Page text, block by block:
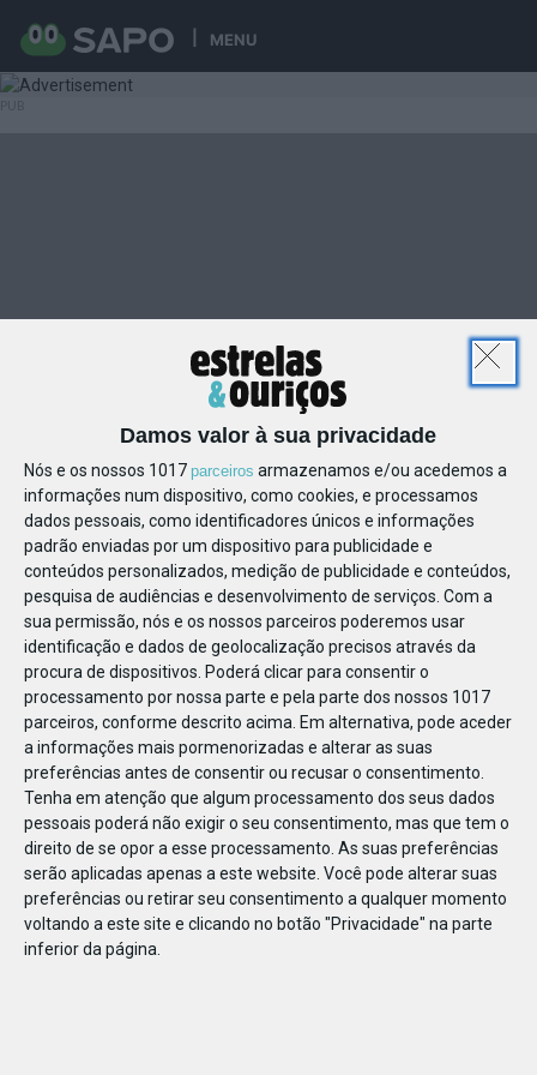
Damos valor à sua privacidade
Nós e os nossos 1017 parceiros armazenamos e/ou acedemos a
informações num dispositivo, como cookies, e processamos
dados pessoais, como identificadores únicos e informações
padrão enviadas por um dispositivo para publicidade e
conteúdos personalizados, medição de publicidade e conteúdos,
pesquisa de audiências e desenvolvimento de serviços. Com a
sua permissão, nós e os nossos parceiros poderemos usar
identificação e dados de geolocalização precisos através da
procura de dispositivos. Poderá clicar para consentir o
processamento por nossa parte e pela parte dos nossos 1017
parceiros, conforme descrito acima. Em alternativa, pode aceder
a informações mais pormenorizadas e alterar as suas
preferências antes de consentir ou recusar o consentimento.
Tenha em atenção que algum processamento dos seus dados
pessoais poderá não exigir o seu consentimento, mas que tem o
direito de se opor a esse processamento. As suas preferências
serão aplicadas apenas a este website. Você pode alterar suas
preferências ou retirar seu consentimento a qualquer momento
voltando a este site e clicando no botão "Privacidade" na parte
inferior da página.
MENU
1224892147259424